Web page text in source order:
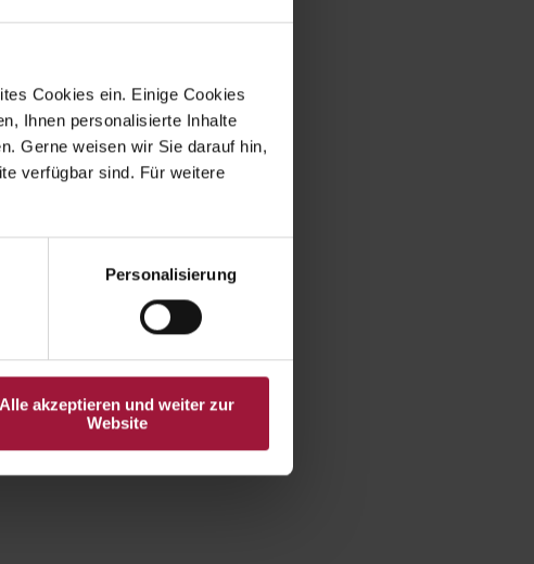
Cookies ein. Einige Cookies
Ihnen personalisierte Inhalte
Gerne weisen wir Sie darauf hin,
verfügbar sind. Für weitere
Personalisierung
Alle akzeptieren und weiter zur
Website